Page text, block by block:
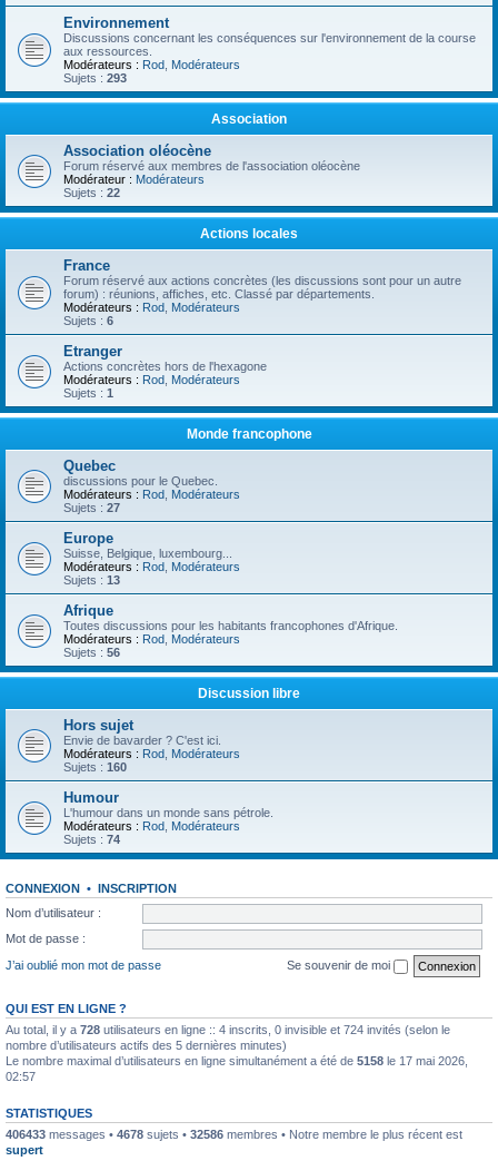
Environnement
Discussions concernant les conséquences sur l'environnement de la course
aux ressources.
Modérateurs : Rod Modérateurs
Sujets : 293
Association
Association oléocène
Forum réservé aux membres de l'association oléocène
Modérateur : Modérateurs
Sujets : 22
Actions locales
France
Forum réservé aux actions concrètes (les discussions sont pour un autre
forum) : réunions, affiches, etc. Classé par départements.
Modérateurs : Rod Modérateurs
Sujets : 6
Etranger
Actions concrètes hors de l'hexagone
Modérateurs : Rod Modérateurs
Sujets : 1
Monde francophone
Quebec
discussions pour le Quebec.
Modérateurs : Rod Modérateurs
Sujets : 27
Europe
Suisse, Belgique, luxembourg...
Modérateurs : Rod Modérateurs
Sujets : 13
Afrique
Toutes discussions pour les habitants francophones d'Afrique.
Modérateurs : Rod Modérateurs
Sujets : 56
Discussion libre
Hors sujet
Envie de bavarder ? C'est ici.
Modérateurs : Rod Modérateurs
Sujets : 160
Humour
L'humour dans un monde sans pétrole.
Modérateurs : Rod Modérateurs
Sujets : 74
CONNEXION • INSCRIPTION
Nom d’utilisateur :
Mot de passe :
J’ai oublié mon mot de passe
Se souvenir de moi
QUI EST EN LIGNE ?
Au total, il y a 728 utilisateurs en ligne :: 4 inscrits, 0 invisible et 724 invités (selon le
nombre d’utilisateurs actifs des 5 dernières minutes)
Le nombre maximal d’utilisateurs en ligne simultanément a été de 5158 le 17 mai 2026,
02:57
STATISTIQUES
406433 messages • 4678 sujets • 32586 membres • Notre membre le plus récent est
supert